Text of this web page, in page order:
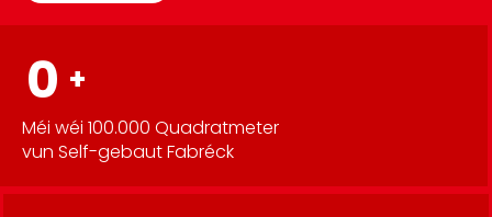
0 +
Méi wéi 100.000 Quadratmeter
vun Self-gebaut Fabréck